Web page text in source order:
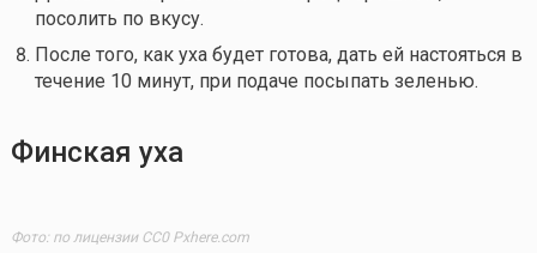
посолить по вкусу.
После того, как уха будет готова, дать ей настояться в
течение 10 минут, при подаче посыпать зеленью.
Финская уха
Фото: по лицензии CC0 Pxhere.com